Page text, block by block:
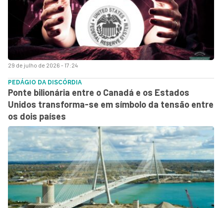
29 de julho de 2026 - 17:24
PEDÁGIO DA DISCÓRDIA
Ponte bilionária entre o Canadá e os Estados
Unidos transforma-se em símbolo da tensão entre
os dois países